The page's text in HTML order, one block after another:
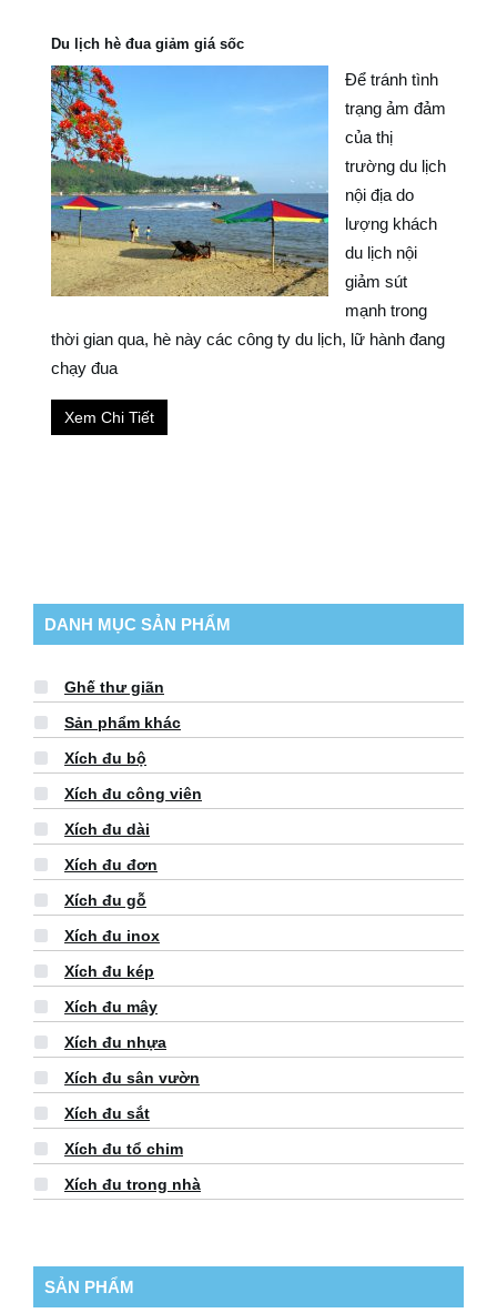
Du lịch hè đua giảm giá sốc
Để tránh tình
trạng ảm đảm
của thị
trường du lịch
nội địa do
lượng khách
du lịch nội
giảm sút
mạnh trong
thời gian qua, hè này các công ty du lịch, lữ hành đang
chạy đua
Xem Chi Tiết
DANH MỤC SẢN PHẨM
Ghế thư giãn
Sản phẩm khác
Xích đu bộ
Xích đu công viên
Xích đu dài
Xích đu đơn
Xích đu gỗ
Xích đu inox
Xích đu kép
Xích đu mây
Xích đu nhựa
Xích đu sân vườn
Xích đu sắt
Xích đu tổ chim
Xích đu trong nhà
SẢN PHẨM